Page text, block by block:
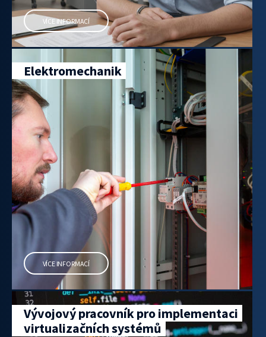
VÍCE INFORMACÍ
Elektromechanik
VÍCE INFORMACÍ
Vývojový pracovník pro implementaci
virtualizačních systémů